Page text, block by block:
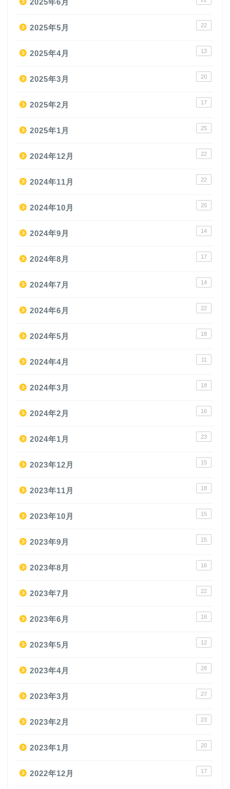
2025年5月 22
2025年4月 13
2025年3月 20
2025年2月 17
2025年1月 25
2024年12月 22
2024年11月 22
2024年10月 20
2024年9月 14
2024年8月 17
2024年7月 14
2024年6月 22
2024年5月 18
2024年4月 11
2024年3月 18
2024年2月 16
2024年1月 23
2023年12月 15
2023年11月 18
2023年10月 15
2023年9月 15
2023年8月 16
2023年7月 22
2023年6月 18
2023年5月 12
2023年4月 28
2023年3月 27
2023年2月 23
2023年1月 20
2022年12月 17